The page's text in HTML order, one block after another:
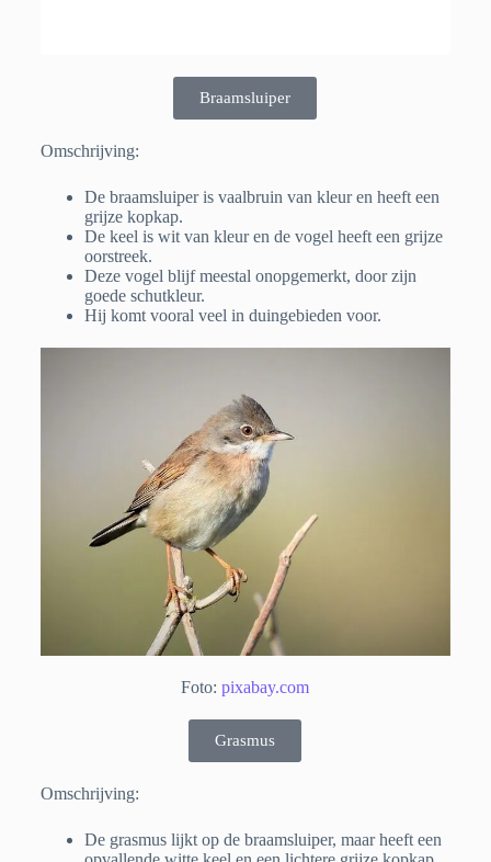
Braamsluiper
Omschrijving:
De braamsluiper is vaalbruin van kleur en heeft een
grijze kopkap.
De keel is wit van kleur en de vogel heeft een grijze
oorstreek.
Deze vogel blijf meestal onopgemerkt, door zijn
goede schutkleur.
Hij komt vooral veel in duingebieden voor.
Foto:pixabay.com
Grasmus
Omschrijving:
De grasmus lijkt op de braamsluiper, maar heeft een